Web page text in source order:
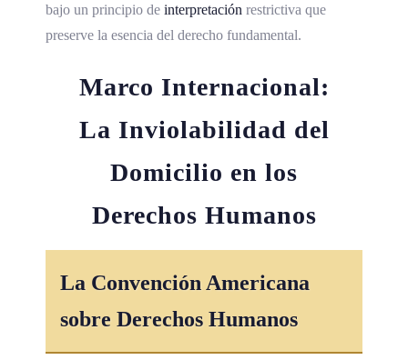
bajo un principio de interpretación restrictiva que
preserve la esencia del derecho fundamental.
Marco Internacional:
La Inviolabilidad del
Domicilio en los
Derechos Humanos
La Convención Americana
sobre Derechos Humanos